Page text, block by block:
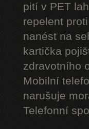
pití v PET
repelent
nanést na
kartička
zdravotního
Mobilní
narušuje
Telefonní